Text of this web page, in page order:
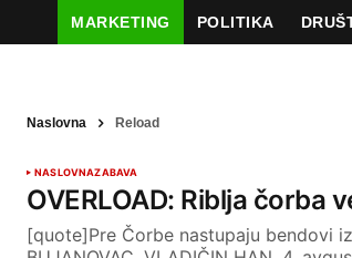
MARKETING POLITIKA
Naslovna Reload
NASLOVNAZABAVA
OVERLOAD: Riblja čorba
[quote]Pre Čorbe nastupaju bendovi